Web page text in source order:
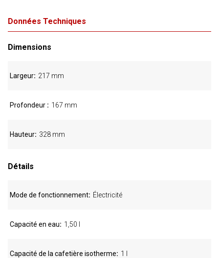
Données Techniques
Dimensions
Largeur 217 mm
Profondeur 167 mm
Hauteur 328 mm
Détails
Mode de fonctionnement Électricité
Capacité en eau 1,50 l
Capacité de la cafetière isotherme 1 l